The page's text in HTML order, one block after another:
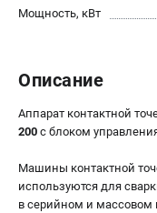
Сварочные аппараты
+7
Информация
Мощность, кВт
Описание
Аппарат контактной
200 с блоком
Машины контактной
используются для
в серийном и массовом